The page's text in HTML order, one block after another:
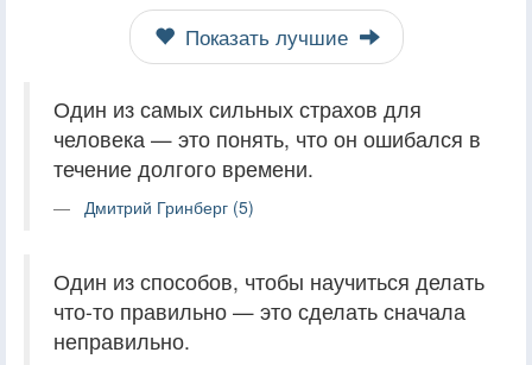
Показать лучшие
Один из самых сильных страхов для
человека — это понять, что он ошибался в
течение долгого времени.
Дмитрий Гринберг (5)
Один из способов, чтобы научиться делать
что-то правильно — это сделать сначала
неправильно.